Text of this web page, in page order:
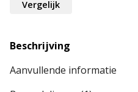
Vergelijk
Beschrijving
Aanvullende informatie